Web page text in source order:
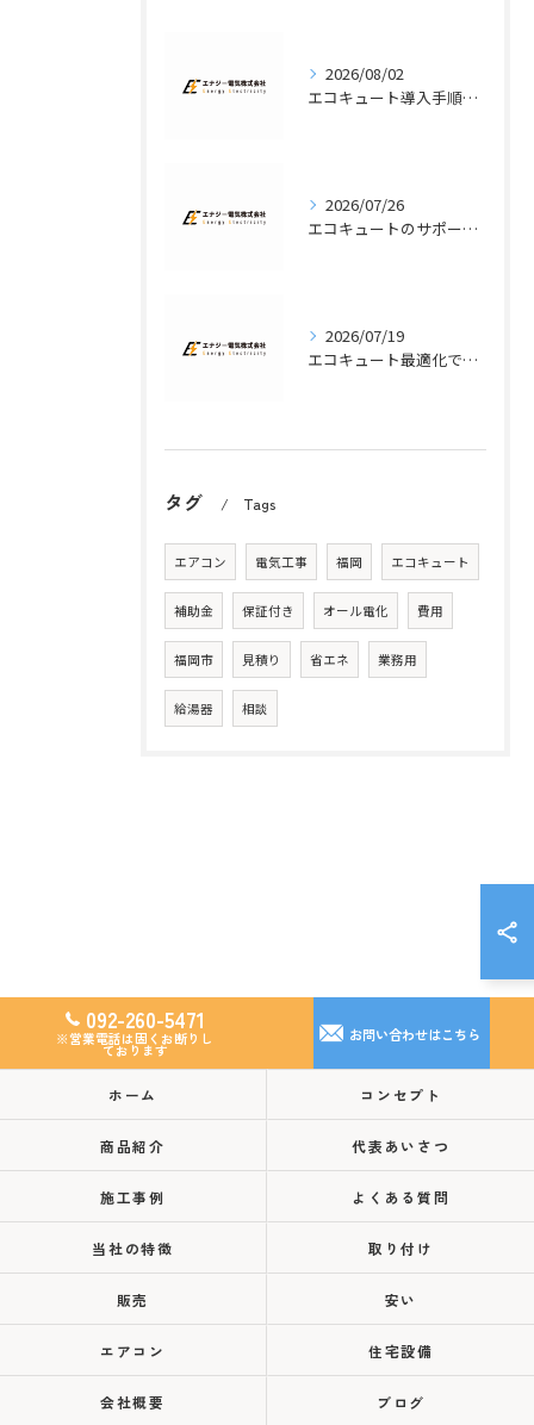
2026/08/02
エコキュート導入手順を福岡県で失敗しないためのチェックポイントと補助金活用法
2026/07/26
エコキュートのサポート体制と緊急時の連絡先一覧を徹底解説
2026/07/19
エコキュート最適化で福岡県の補助金活用と省エネを最大化する実践ガイド
タグ Tags
エアコン 電気工事 福岡 エコキュート
補助金 保証付き オール電化 費用
福岡市 見積り 省エネ 業務用
給湯器 相談
092-260-5471
※営業電話は固くお断りし
ております
お問い合わせはこちら
ホーム コンセプト
商品紹介 代表あいさつ
施工事例 よくある質問
当社の特徴 取り付け
販売 安い
エアコン 住宅設備
会社概要 ブログ